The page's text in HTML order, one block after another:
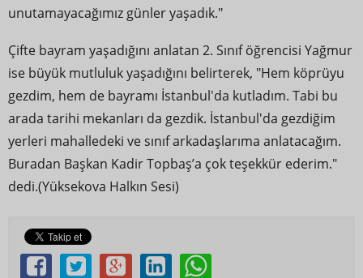
unutamayacağımız günler yaşadık."
Çifte bayram yaşadığını anlatan 2. Sınıf öğrencisi Yağmur
ise büyük mutluluk yaşadığını belirterek, "Hem köprüyu
gezdim, hem de bayramı İstanbul'da kutladım. Tabi bu
arada tarihi mekanları da gezdik. İstanbul'da gezdiğim
yerleri mahalledeki ve sınıf arkadaşlarıma anlatacağım.
Buradan Başkan Kadir Topbaş’a çok teşekkür ederim."
dedi.(Yüksekova Halkın Sesi)